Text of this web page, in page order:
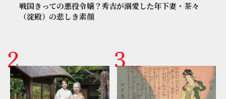
戦国きっての悪役令嬢？秀吉が溺愛した年下妻・茶々
（淀殿）の悲しき素顔